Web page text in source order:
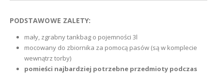
PODSTAWOWE ZALETY:
mały, zgrabny tankbag o pojemności 3l
mocowany do zbiornika za pomocą pasów (są w komplecie
wewnątrz torby)
pomieści najbardziej potrzebne przedmioty podczas